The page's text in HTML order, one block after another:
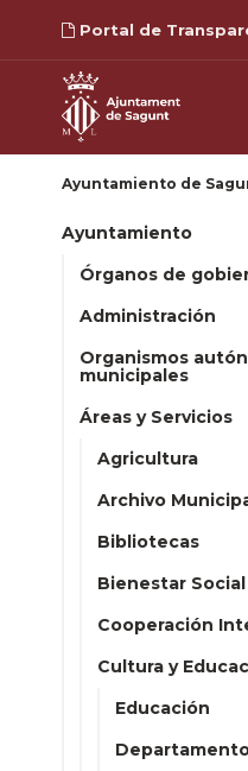
Portal de
Ayuntamiento de
Ayuntamiento
Órganos de
Administración
Organismos
municipales
Áreas y Servicios
Agricultura
Archivo
Bibliotecas
Bienestar Social
Cooperación
Cultura y
Educación